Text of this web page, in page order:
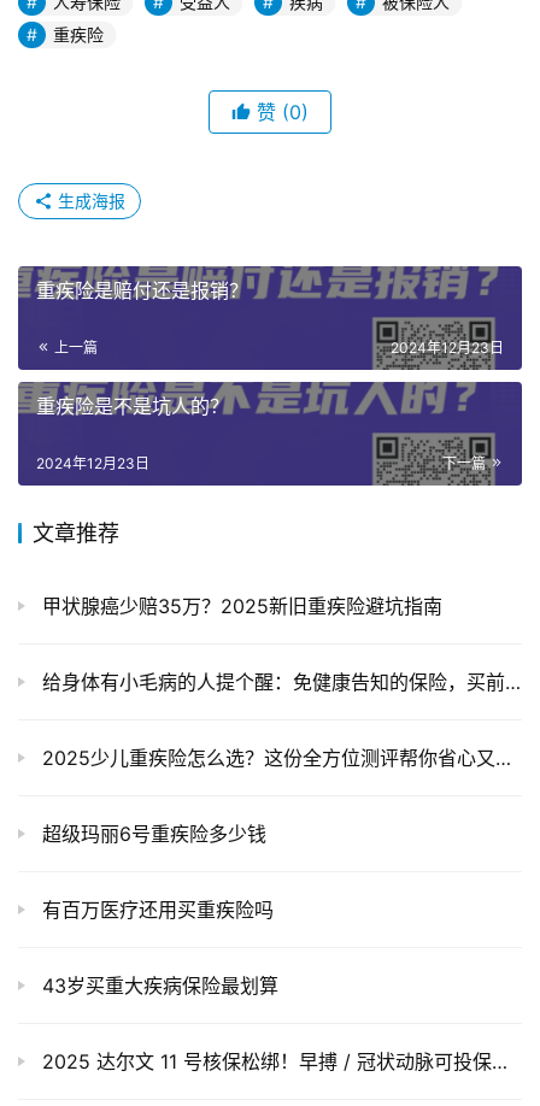
重疾险
赞 (0)
生成海报
重疾险是赔付还是报销？
上一篇 2024年12月23日
重疾险是不是坑人的？
下一篇
2024年12月23日
文章推荐
甲状腺癌少赔35万？2025新旧重疾险避坑指南
给身体有小毛病的人提个醒：免健康告知的保险，买前一定看清这几点！
2025少儿重疾险怎么选？这份全方位测评帮你省心又省钱！
超级玛丽6号重疾险多少钱
有百万医疗还用买重疾险吗
43岁买重大疾病保险最划算
2025 达尔文 11 号核保松绑！早搏 / 冠状动脉可投保，实操指南